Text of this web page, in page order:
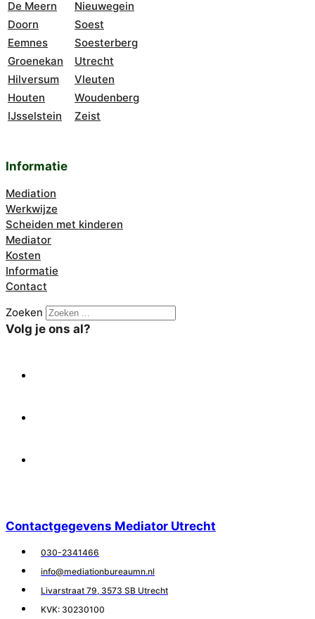
De Meern
Nieuwegein
Doorn
Soest
Eemnes
Soesterberg
Groenekan
Utrecht
Hilversum
Vleuten
Houten
Woudenberg
IJsselstein
Zeist
Informatie
Mediation
Werkwijze
Scheiden met kinderen
Mediator
Kosten
Informatie
Contact
Zoeken
Volg je ons al?
Contactgegevens Mediator Utrecht
030-2341466
info@mediationbureaumn.nl
Livarstraat 79, 3573 SB Utrecht
KVK: 30230100